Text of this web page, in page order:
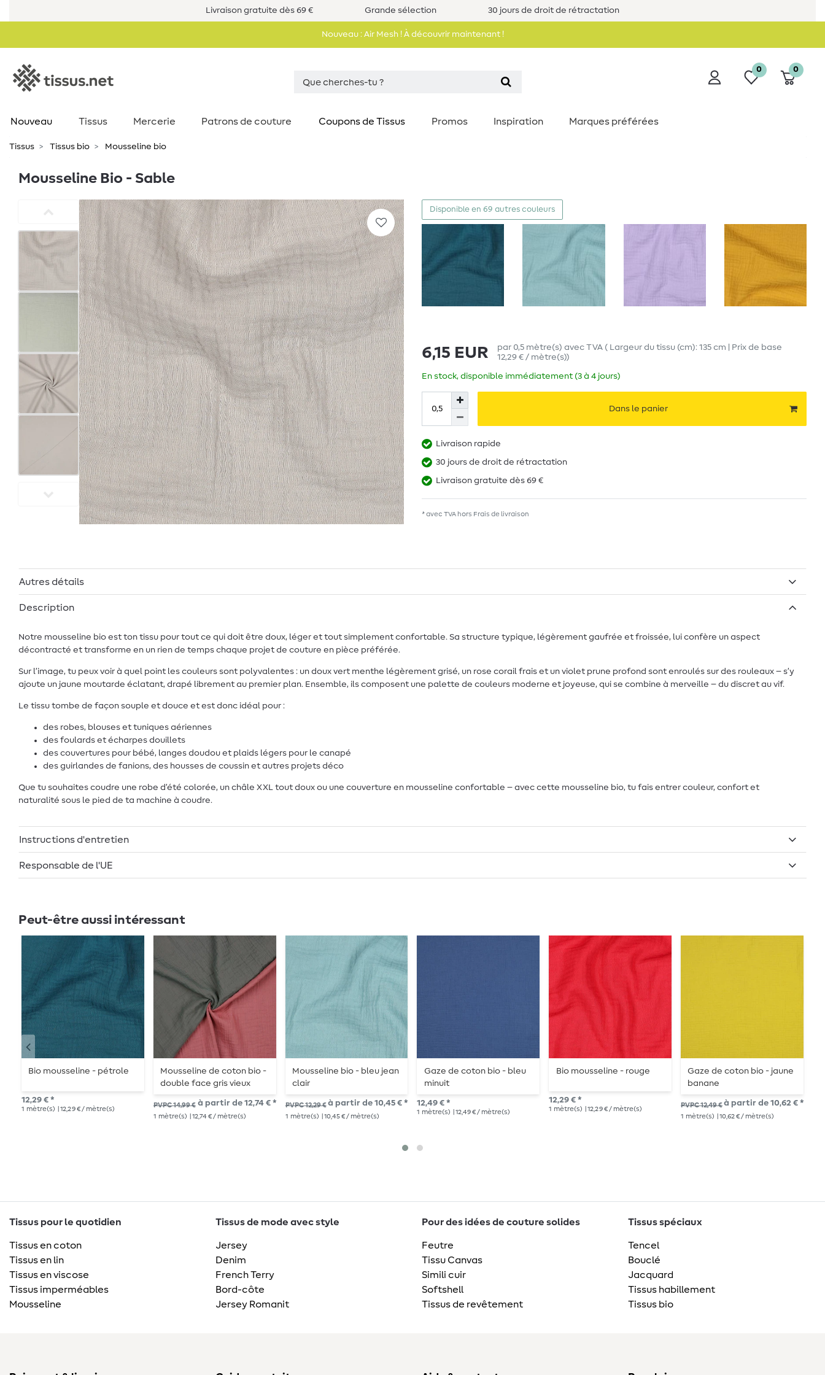
Livraison gratuite dès 69 € Grande sélection 30 jours de droit de rétractation
Nouveau : Air Mesh ! À découvrir maintenant !
0 0
Nouveau Tissus Mercerie Patrons de couture Coupons de Tissus Promos Inspiration Marques préférées
Tissus Tissus bio Mousseline bio
Mousseline Bio - Sable
Disponible en 69 autres couleurs
6,15 EUR par 0,5 mètre(s) avec TVA ( Largeur du tissu (cm): 135 cm | Prix de base
12,29 € / mètre(s))
En stock, disponible immédiatement (3 à 4 jours)
Dans le panier
Livraison rapide
30 jours de droit de rétractation
Livraison gratuite dès 69 €
* avec TVA hors Frais de livraison
Autres détails
Description
Notre mousseline bio est ton tissu pour tout ce qui doit être doux, léger et tout simplement confortable. Sa structure typique, légèrement gaufrée et froissée, lui confère un aspect
décontracté et transforme en un rien de temps chaque projet de couture en pièce préférée.
Sur l’image, tu peux voir à quel point les couleurs sont polyvalentes : un doux vert menthe légèrement grisé, un rose corail frais et un violet prune profond sont enroulés sur des rouleaux – s’y
ajoute un jaune moutarde éclatant, drapé librement au premier plan. Ensemble, ils composent une palette de couleurs moderne et joyeuse, qui se combine à merveille – du discret au vif.
Le tissu tombe de façon souple et douce et est donc idéal pour :
des robes, blouses et tuniques aériennes
des foulards et écharpes douillets
des couvertures pour bébé, langes doudou et plaids légers pour le canapé
des guirlandes de fanions, des housses de coussin et autres projets déco
Que tu souhaites coudre une robe d’été colorée, un châle XXL tout doux ou une couverture en mousseline confortable – avec cette mousseline bio, tu fais entrer couleur, confort et
naturalité sous le pied de ta machine à coudre.
Instructions d'entretien
Responsable de l'UE
Peut-être aussi intéressant
Bio mousseline - pétrole
12,29 € *
1 mètre(s) | 12,29 € / mètre(s)
Mousseline de coton bio -
double face gris vieux
rose
PVPC 14,99 € à partir de 12,74 € *
1 mètre(s) | 12,74 € / mètre(s)
Mousseline bio - bleu jean
clair
PVPC 12,29 € à partir de 10,45 € *
1 mètre(s) | 10,45 € / mètre(s)
Gaze de coton bio - bleu
minuit
12,49 € *
1 mètre(s) | 12,49 € / mètre(s)
Bio mousseline - rouge
12,29 € *
1 mètre(s) | 12,29 € / mètre(s)
Gaze de coton bio - jaune
banane
PVPC 12,49 €à partir de 10,62 € *
1 mètre(s) | 10,62 € / mètre(s)
Tissus pour le quotidien
Tissus en coton
Tissus en lin
Tissus en viscose
Tissus imperméables
Mousseline
Tissus de mode avec style
Jersey
Denim
French Terry
Bord-côte
Jersey Romanit
Pour des idées de couture solides
Feutre
Tissu Canvas
Simili cuir
Softshell
Tissus de revêtement
Tissus spéciaux
Tencel
Bouclé
Jacquard
Tissus habillement
Tissus bio